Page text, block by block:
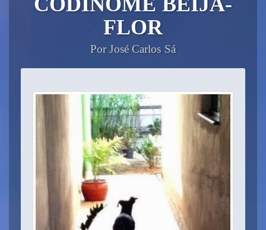
FLOR
Por José Carlos Sá